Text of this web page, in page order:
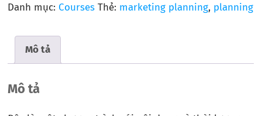
Danh mục: Courses Thẻ: marketing planning, planning
Mô tả
Mô tả